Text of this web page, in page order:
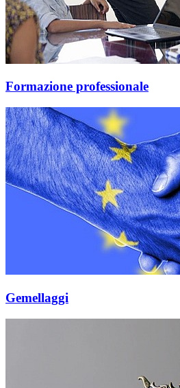
Formazione professionale
Gemellaggi